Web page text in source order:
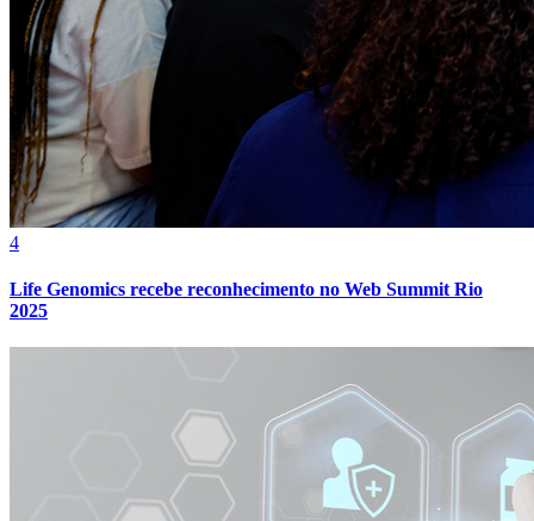
Atlético-MG
4
Life Genomics recebe reconhecimento no Web Summit Rio
2025